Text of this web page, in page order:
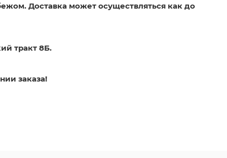
Доставка может осуществляться как до
тракт 8Б.
заказа!